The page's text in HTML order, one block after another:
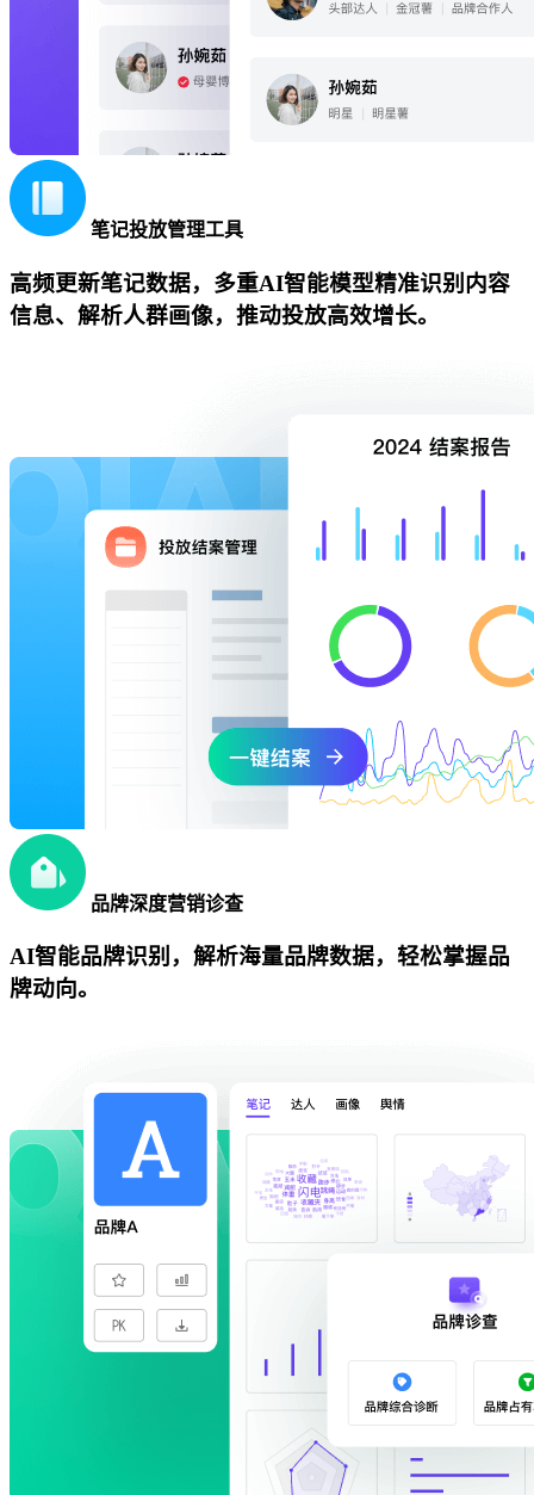
笔记投放管理工具
高频更新笔记数据，多重AI智能模型精准识别内容
信息、解析人群画像，推动投放高效增长。
品牌深度营销诊查
AI智能品牌识别，解析海量品牌数据，轻松掌握品
牌动向。